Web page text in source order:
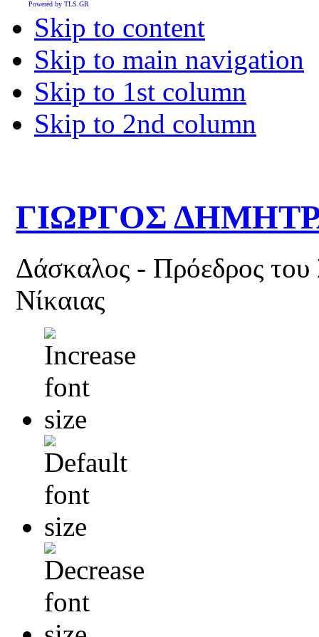
Skip to content
Skip to main navigation
Skip to 1st column
Skip to 2nd column
ΓΙΩΡΓΟΣ
Δάσκαλος - Πρόεδρος
Νίκαιας
Powered by TLS.GR